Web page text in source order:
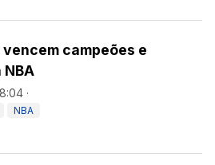
campeões e
·
NBA